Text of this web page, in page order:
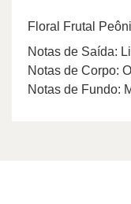
Floral Frutal
Notas de Saída:
Notas de Corpo:
Notas de Fundo: